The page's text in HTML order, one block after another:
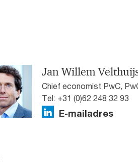
Jan Willem
Chief economist PwC,
Tel: +31 (0)62 248 32 93
E-mailadres